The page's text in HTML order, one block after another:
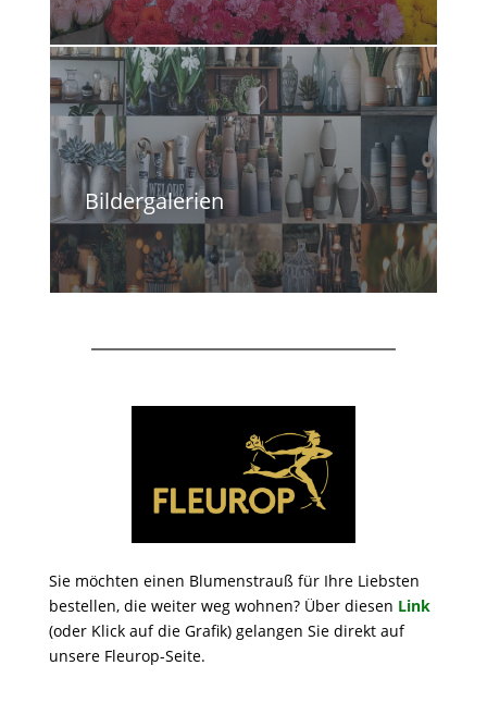
Bildergalerien
Sie möchten einen Blumenstrauß für Ihre Liebsten
bestellen, die weiter weg wohnen? Über diesen Link
(oder Klick auf die Grafik) gelangen Sie direkt auf
unsere Fleurop-Seite.